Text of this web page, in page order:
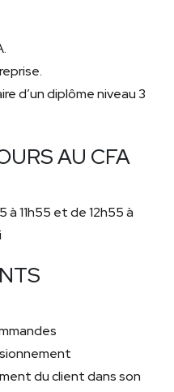
d’un diplôme niveau 3
AU CFA
à 11h55 et de 12h55 à
du client dans son